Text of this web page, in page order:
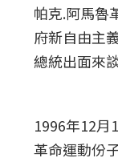
帕克.阿馬魯
府新自由主
總統出面來
1996年12月
革命運動份